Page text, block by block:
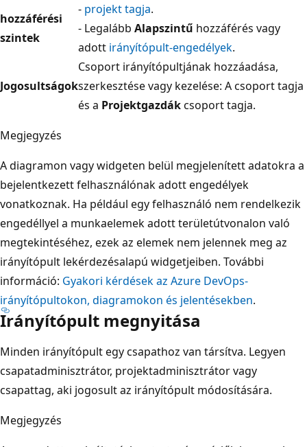
hozzáférési
szintek
- projekt tagja.
- Legalább Alapszintű hozzáférés vagy
adott irányítópult-engedélyek.
Jogosultságok
Csoport irányítópultjának hozzáadása,
szerkesztése vagy kezelése: A csoport tagja
és a Projektgazdákcsoport tagja.
Megjegyzés
A diagramon vagy widgeten belül megjelenített adatokra a
bejelentkezett felhasználónak adott engedélyek
vonatkoznak. Ha például egy felhasználó nem rendelkezik
engedéllyel a munkaelemek adott területútvonalon való
megtekintéséhez, ezek az elemek nem jelennek meg az
irányítópult lekérdezésalapú widgetjeiben. További
információ: Gyakori kérdések az Azure DevOps-
irányítópultokon, diagramokon és jelentésekben.
Irányítópult megnyitása
Minden irányítópult egy csapathoz van társítva. Legyen
csapatadminisztrátor, projektadminisztrátor vagy
csapattag, aki jogosult az irányítópult módosítására.
Megjegyzés